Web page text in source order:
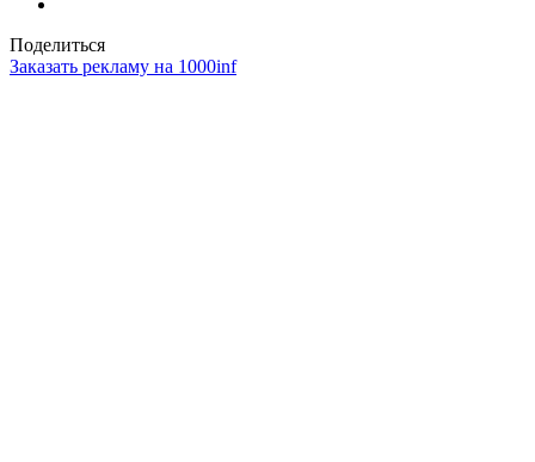
Поделиться
Заказать рекламу на 1000inf